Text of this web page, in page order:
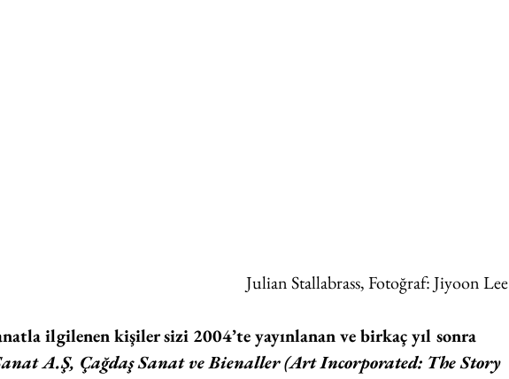
Julian Stallabrass, Fotoğraf: Jiyoon Lee
ilgilenen kişiler sizi 2004’te yayınlanan ve birkaç yıl sonra
A.Ş, Çağdaş Sanat ve Bienaller (Art Incorporated: The Story